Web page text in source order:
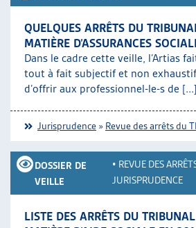
QUELQUES ARRÊTS DU
MATIÈRE D’ASSURANCES
Dans le cadre cette veille, l’Artias
tout à fait subjectif et non
d’offrir aux professionnel-le-s de [...]
Jurisprudence » Revue des arrêts du
DOSSIER DE
VEILLE
• REVUE DES
JURISPRUDENCE
LISTE DES ARRÊTS DU